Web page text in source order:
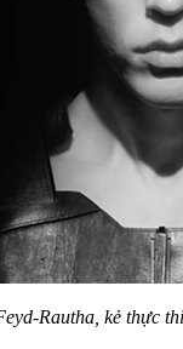
Rautha, kẻ thực